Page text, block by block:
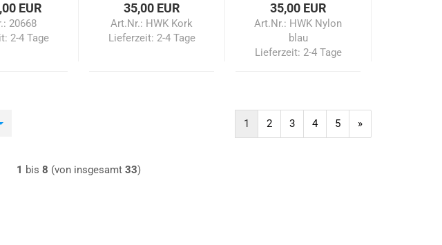
EUR
20668
2-4 Tage
35,00 EUR
Art.Nr.: HWK Kork
Lieferzeit: 2-4 Tage
35,00 EUR
Art.Nr.: HWK Nylon
blau
Lieferzeit: 2-4 Tage
1 2 3 4 5 »
1 bis8 (von insgesamt33)